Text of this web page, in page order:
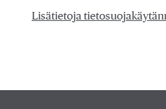
Lisätietoja